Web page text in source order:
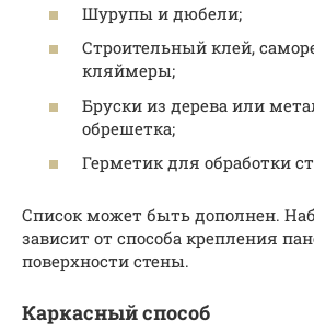
Шурупы и дюбели;
Строительный клей,
кляймеры;
Бруски из дерева или
обрешетка;
Герметик для обработки
Список может быть дополнен.
зависит от способа крепления
поверхности стены.
Каркасный способ